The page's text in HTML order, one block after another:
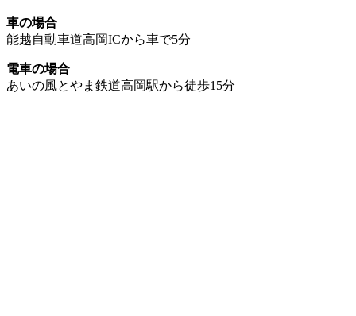
車の場合
能越自動車道高岡ICから車で5分
電車の場合
あいの風とやま鉄道高岡駅から徒歩15分